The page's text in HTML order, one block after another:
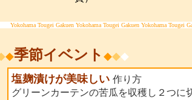
Yokohama Tougei Gakuen Yokohama Tougei Gakuen Yokohama Tougei
◆季節イベント ◆◆◆
塩麹漬けが美味しい 作り方
グリーンカーテンの苦瓜を収穫し２つに